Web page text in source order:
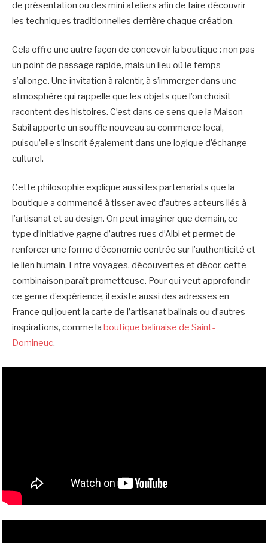
de présentation ou des mini ateliers afin de faire découvrir
les techniques traditionnelles derrière chaque création.
Cela offre une autre façon de concevoir la boutique : non pas
un point de passage rapide, mais un lieu où le temps
s’allonge. Une invitation à ralentir, à s’immerger dans une
atmosphère qui rappelle que les objets que l’on choisit
racontent des histoires. C’est dans ce sens que la Maison
Sabil apporte un souffle nouveau au commerce local,
puisqu’elle s’inscrit également dans une logique d’échange
culturel.
Cette philosophie explique aussi les partenariats que la
boutique a commencé à tisser avec d’autres acteurs liés à
l’artisanat et au design. On peut imaginer que demain, ce
type d’initiative gagne d’autres rues d’Albi et permet de
renforcer une forme d’économie centrée sur l’authenticité et
le lien humain. Entre voyages, découvertes et décor, cette
combinaison paraît prometteuse. Pour qui veut approfondir
ce genre d’expérience, il existe aussi des adresses en
France qui jouent la carte de l’artisanat balinais ou d’autres
inspirations, comme la boutique balinaise de Saint-
Domineuc.